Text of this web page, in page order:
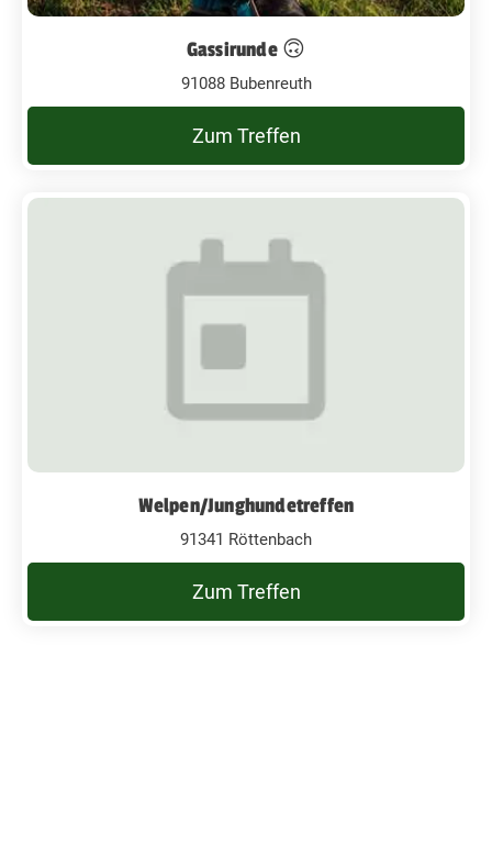
Gassirunde 🙃
91088 Bubenreuth
Zum Treffen
Welpen/Junghundetreffen
91341 Röttenbach
Zum Treffen